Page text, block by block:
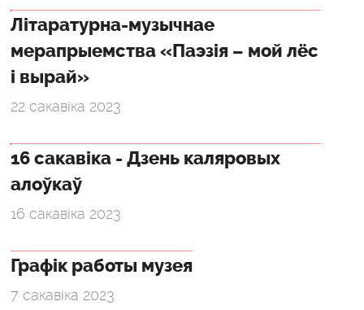
Літаратурна-музычнае
мерапрыемства «Паэзія – мой лёс
і вырай»
22 сакавіка 2023
16 сакавіка - Дзень каляровых
алоўкаў
16 сакавіка 2023
Графік работы музея
7 сакавіка 2023